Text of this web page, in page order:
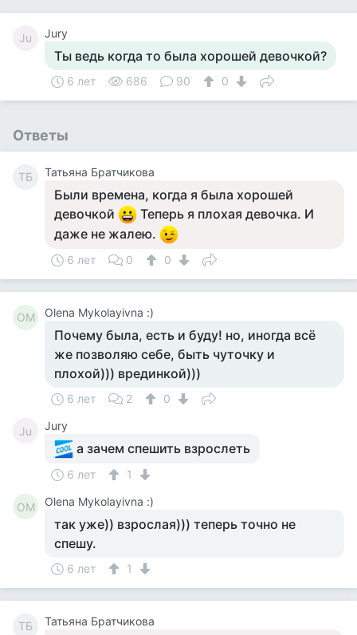
Ju Jury
Ты ведь когда то была хорошей девочкой?
6 лет 686 90 0
Ответы
ТБ Татьяна Братчикова
Были времена, когда я была хорошей
девочкой
Теперь я плохая девочка. И
даже не жалею.
6 лет 0 0
OM Olena Mykolayivna :)
Почему была, есть и буду! но, иногда всё
же позволяю себе, быть чуточку и
плохой))) врединкой)))
6 лет 2 0
Ju Jury
а зачем спешить взрослеть
6 лет 1
OM Olena Mykolayivna :)
так уже)) взрослая))) теперь точно не
спешу.
6 лет 1
ТБ Татьяна Братчикова